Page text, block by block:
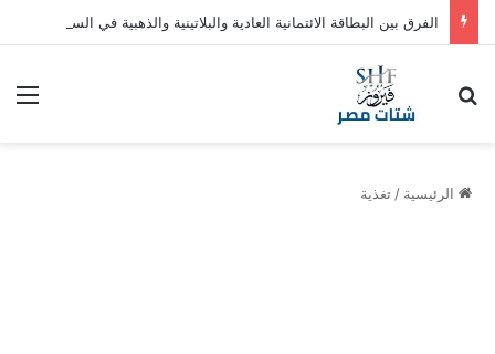
الفرق بين البطاقة الائتمانية العادية والبلاتينية والذهبية في السعودية
بحث عن
الرئيسية / تغذية